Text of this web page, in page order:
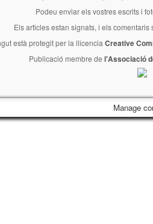
Podeu enviar els vostres escrits i
Els articles estan signats, i els
està protegit per la llicencia Creative
Publicació membre de l'Associació
Manage